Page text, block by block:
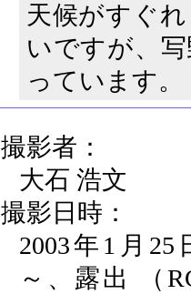
天候がすぐ
いですが、
っています。
撮影者：
大石 浩文
撮影日時：
2003年1月25
～、露出 （